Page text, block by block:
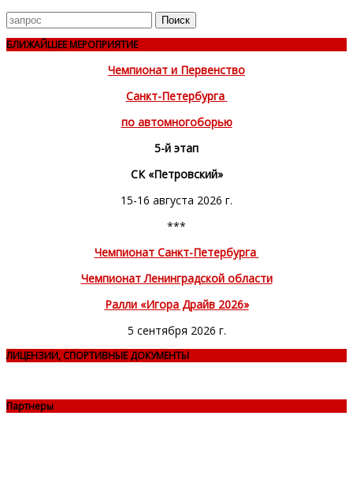
Поиск
для
БЛИЖАЙШЕЕ МЕРОПРИЯТИЕ
Чемпионат и Первенство
Санкт-Петербурга
по автомногоборью
5-й этап
СК «Петровский»
15-16 августа 2026 г.
***
Чемпионат Санкт-Петербурга
Чемпионат Ленинградской области
Ралли «Игора Драйв 2026»
5 сентября 2026 г.
ЛИЦЕНЗИИ, СПОРТИВНЫЕ ДОКУМЕНТЫ
Партнеры